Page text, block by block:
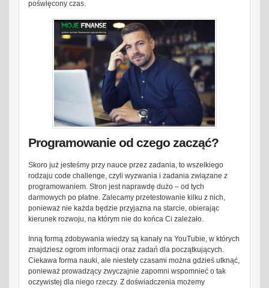
poświęcony czas.
Programowanie od czego zacząć?
Skoro już jesteśmy przy nauce przez zadania, to wszelkiego
rodzaju code challenge, czyli wyzwania i zadania związane z
programowaniem. Stron jest naprawdę dużo – od tych
darmowych po płatne. Zalecamy przetestowanie kilku z nich,
ponieważ nie każda będzie przyjazna na starcie, obierając
kierunek rozwoju, na którym nie do końca Ci zależało.
Inną formą zdobywania wiedzy są kanały na YouTubie, w których
znajdziesz ogrom informacji oraz zadań dla początkujących.
Ciekawa forma nauki, ale niestety czasami można gdzieś utknąć,
ponieważ prowadzący zwyczajnie zapomni wspomnieć o tak
oczywistej dla niego rzeczy. Z doświadczenia możemy